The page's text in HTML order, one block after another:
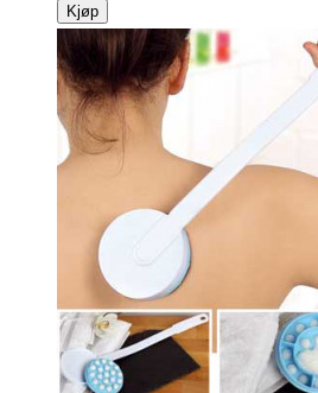
Kjøp